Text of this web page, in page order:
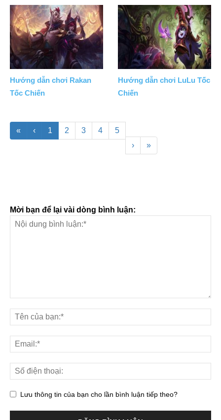
Hướng dẫn chơi Rakan
Tốc Chiến
Hướng dẫn chơi LuLu Tốc
Chiến
« ‹ 1 2 3 4
5
›
»
Mời bạn để lại vài dòng bình luận:
Lưu thông tin của bạn cho lần bình luận tiếp theo?